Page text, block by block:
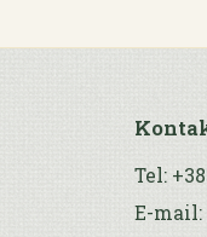
Tel:
E-